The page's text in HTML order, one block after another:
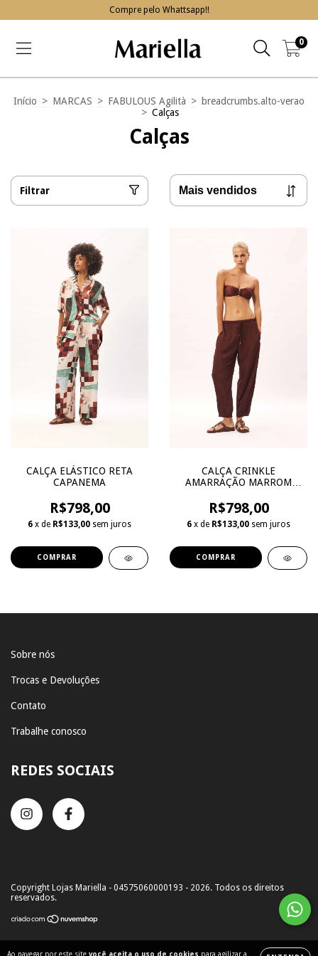
Compre pelo Whattsapp!!
0
Ao navegar por este site você aceita o uso de cookies para agilizar a
Início > MARCAS > FABULOUS Agilità > breadcrumbs.alto-verao
> Calças
Calças
Filtrar
CALÇA ELÁSTICO RETA
CAPANEMA
R$798,00
6 x de R$133,00 sem juros
COMPRAR
CALÇA CRINKLE
AMARRAÇÃO MARROM
R$798,00
6 x de R$133,00 sem juros
COMPRAR
Sobre nós
Trocas e Devoluções
Contato
Trabalhe conosco
REDES SOCIAIS
Copyright Lojas Mariella - 04575060000193 - 2026. Todos os direitos
reservados.